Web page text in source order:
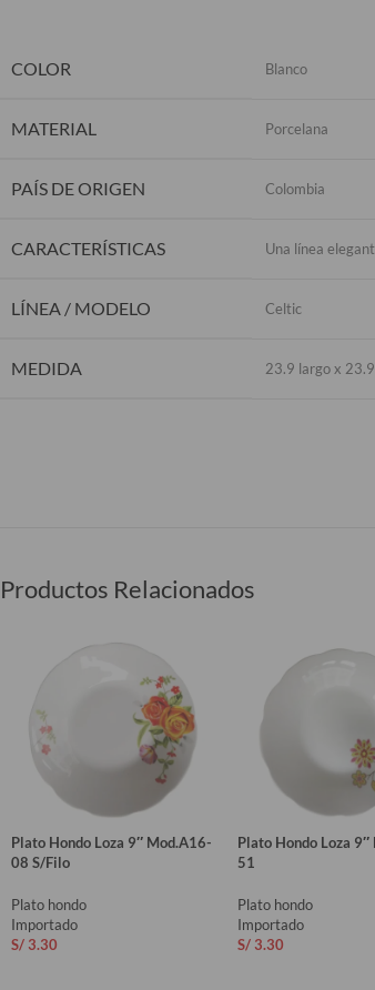
COLOR Blanco
MATERIAL Porcelana
PAÍS DE ORIGEN Colombia
CARACTERÍSTICAS Una línea
LÍNEA / MODELO Celtic
MEDIDA 23.9 largo x
Productos Relacionados
Plato Hondo Loza 9″ Mod.A16-
08 S/Filo
Plato hondo
Importado
S/ 3.30
Plato Hondo Loza
51
Plato hondo
Importado
S/3.30